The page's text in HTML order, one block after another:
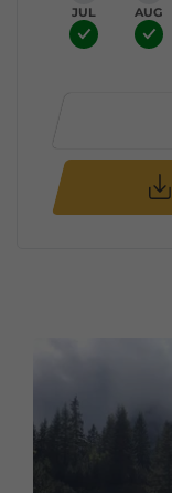
JUL AUG